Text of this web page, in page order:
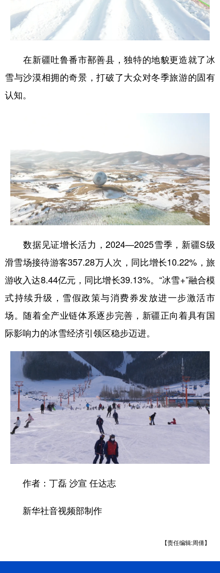
在新疆吐鲁番市鄯善县，独特的地貌更造就了冰
雪与沙漠相拥的奇景，打破了大众对冬季旅游的固有
认知。
数据见证增长活力，2024—2025雪季，新疆S级
滑雪场接待游客357.28万人次，同比增长10.22%，旅
游收入达8.44亿元，同比增长39.13%。“冰雪+”融合模
式持续升级，雪假政策与消费券发放进一步激活市
场。随着全产业链体系逐步完善，新疆正向着具有国
际影响力的冰雪经济引领区稳步迈进。
作者：丁磊 沙宣 任达志
新华社音视频部制作
【责任编辑:周倩】